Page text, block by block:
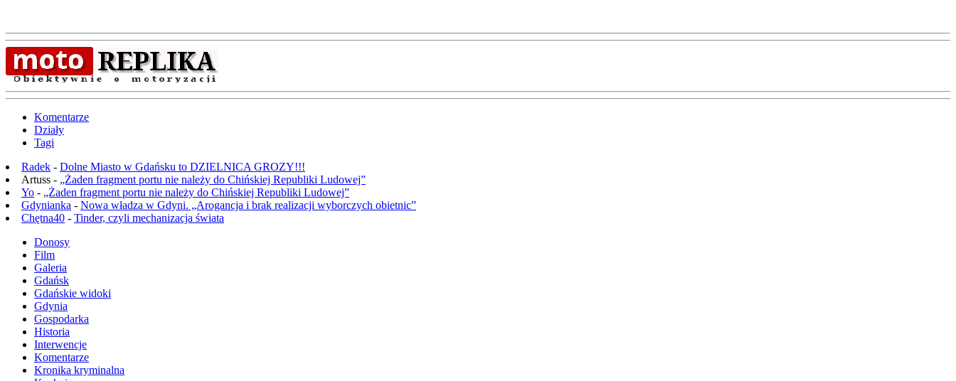
Komentarze
Działy
Tagi
Radek - Dolne Miasto w Gdańsku to DZIELNICA GROZY!!!
Artuss - „Żaden fragment portu nie należy do Chińskiej Republiki Ludowej”
Yo - „Żaden fragment portu nie należy do Chińskiej Republiki Ludowej”
Gdynianka - Nowa władza w Gdyni. „Arogancja i brak realizacji wyborczych obietnic”
Chętna40 - Tinder, czyli mechanizacja świata
Donosy
Film
Galeria
Gdańsk
Gdańskie widoki
Gdynia
Gospodarka
Historia
Interwencje
Komentarze
Kronika kryminalna